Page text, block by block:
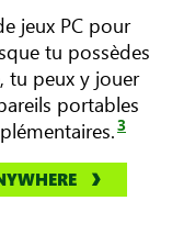
jeux PC pour
tu possèdes
tu peux y jouer
portables
3